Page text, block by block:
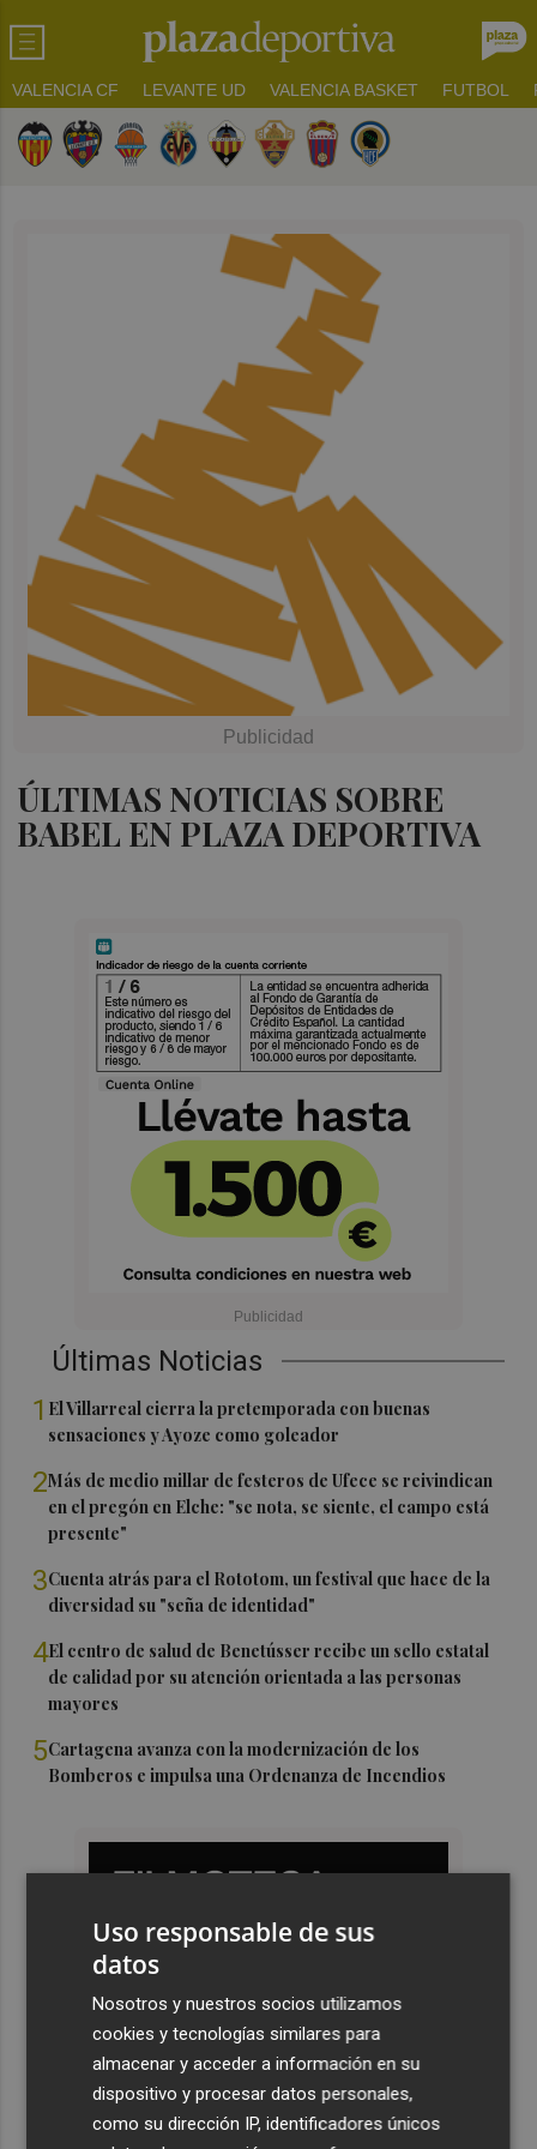
VALENCIA CF LEVANTE UD VALENCIA BASKET FUTBOL
ÚLTIMAS NOTICIAS SOBRE
BABEL EN PLAZA DEPORTIVA
Últimas Noticias
1 El Villarreal cierra la pretemporada con buenas
sensaciones y Ayoze como goleador
2Más de medio millar de festeros de Ufece se reivindican
en el pregón en Elche: "se nota, se siente, el campo está
presente"
3Cuenta atrás para el Rototom, un festival que hace de la
diversidad su "seña de identidad"
4El centro de salud de Benetússer recibe un sello estatal
de calidad por su atención orientada a las personas
mayores
5Cartagena avanza con la modernización de los
Bomberos e impulsa una Ordenanza de Incendios
Uso responsable de sus
datos
Nosotros y nuestros socios utilizamos
cookies y tecnologías similares para
almacenar y acceder a información en su
dispositivo y procesar datos personales,
como su dirección IP, identificadores únicos